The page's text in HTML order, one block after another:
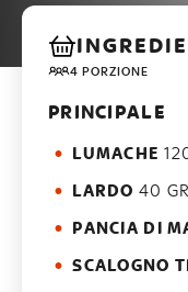
4 PORZIONE
PRINCIPALE
LUMACHE
LARDO 40
PANCIA DI
SCALOGNO